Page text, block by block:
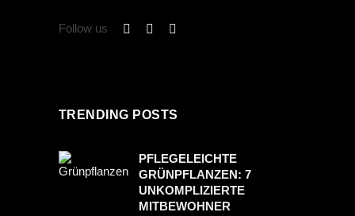
Follow us
TRENDING POSTS
PFLEGELEICHTE
GRÜNPFLANZEN: 7
UNKOMPLIZIERTE
MITBEWOHNER